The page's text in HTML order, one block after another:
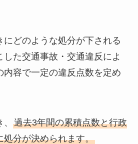
にどのような処分が下される
た交通事故・交通違反によ
内容で一定の違反点数を定め
過去3年間の累積点数と行政
処分が決められます。